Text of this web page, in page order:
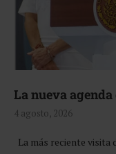
La nueva
4 agosto, 2026
La más reciente visita